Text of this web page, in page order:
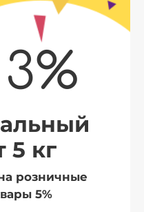
5 кг
розничные
5%